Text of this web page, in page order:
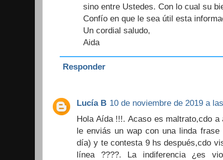
sino entre Ustedes. Con lo cual su
Confío en que le sea útil esta
Un cordial saludo,
Aida
Responder
Lucía B 10 de noviembre de 2019 a
Hola Aída !!!. Acaso es maltrato,cdo
le enviás un wap con una linda frase
día) y te contesta 9 hs después,cdo
línea ????. La indiferencia ¿es